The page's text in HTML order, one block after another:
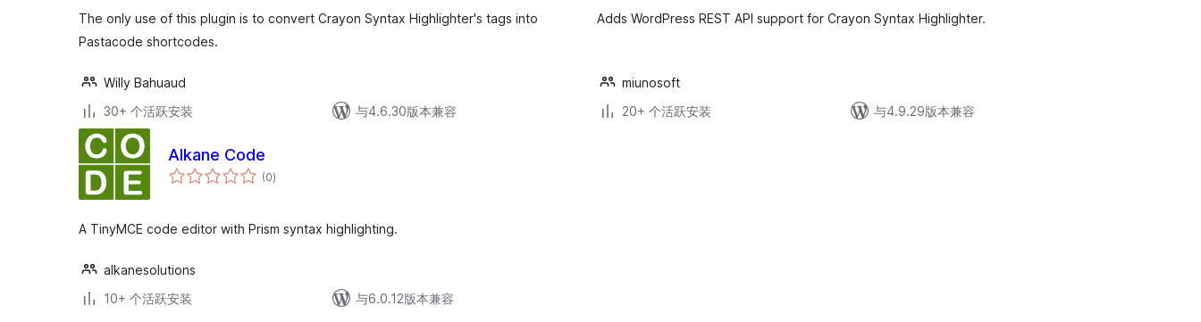
The only use of this plugin is to convert Crayon Syntax Highlighter's tags into
Pastacode shortcodes.
Willy Bahuaud
30+ 个活跃安装
与4.6.30版本兼容
Adds WordPress REST API support for Crayon Syntax Highlighter.
miunosoft
20+ 个活跃安装
与4.9.29版本兼容
Alkane Code
(0总
评)
A TinyMCE code editor with Prism syntax highlighting.
alkanesolutions
10+ 个活跃安装
与6.0.12版本兼容